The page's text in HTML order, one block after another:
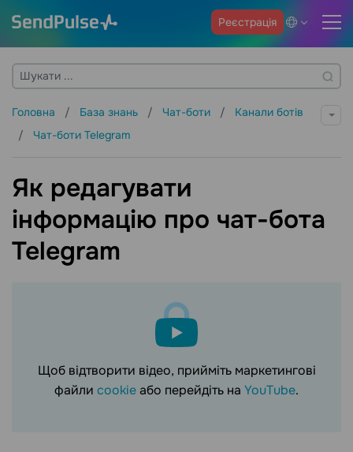
Реєстрація
Головна База знань Чат-боти
Канали ботів
Чат-боти Telegram
Як редагувати
інформацію про чат-бота
Telegram
Щоб відтворити відео, прийміть маркетингові
файли cookieабо перейдіть на YouTube.